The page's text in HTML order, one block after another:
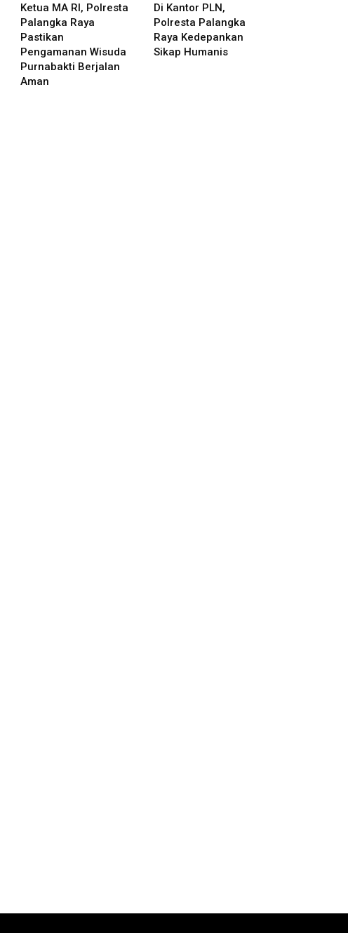
Ketua MA RI, Polresta
Palangka Raya
Pastikan
Pengamanan Wisuda
Purnabakti Berjalan
Aman
Di Kantor PLN,
Polresta Palangka
Raya Kedepankan
Sikap Humanis